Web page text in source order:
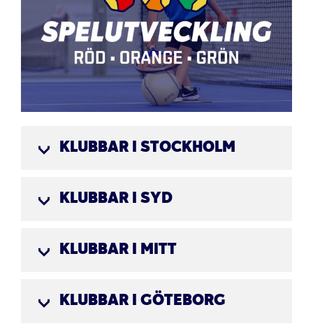
KLUBBAR I STOCKHOLM
KLUBBAR I SYD
KLUBBAR I MITT
KLUBBAR I GÖTEBORG